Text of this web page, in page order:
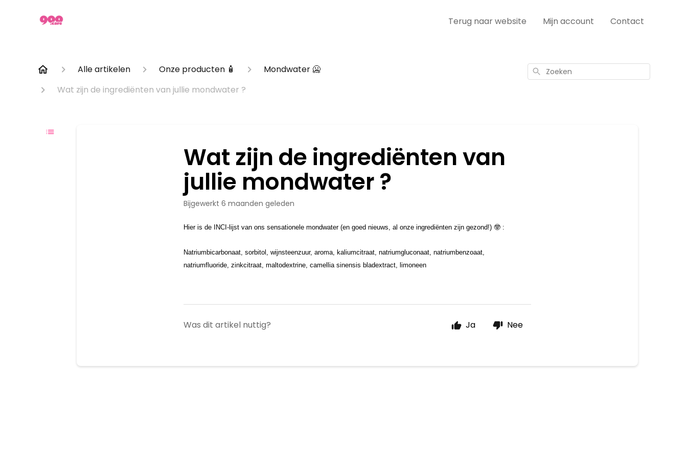
Terug naar website Mijn account Contact
Alle artikelen Onze producten 🧴
Mondwater 🥶
Wat zijn de ingrediënten van jullie mondwater ?
Zoeken
Wat zijn de ingrediënten van
jullie mondwater ?
Bijgewerkt 6 maanden geleden
Hier is de INCI-lijst van ons sensationele mondwater (en goed nieuws, al onze ingrediënten zijn gezond!) 🤓 :
Natriumbicarbonaat, sorbitol, wijnsteenzuur, aroma, kaliumcitraat, natriumgluconaat, natriumbenzoaat,
natriumfluoride, zinkcitraat, maltodextrine, camellia sinensis bladextract, limoneen
Was dit artikel nuttig? Ja Nee